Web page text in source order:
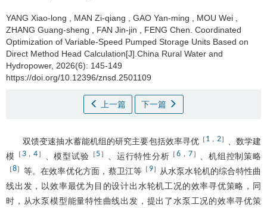
YANG Xiao-long MAN Zi-qiang GAO Yan-ming MOU Wei
ZHANG Guang-sheng
FAN Jin-jin FENG Chen Coordinated
Optimization of Variable-Speed Pumped Storage Units Based on
Direct Method Head Calculation[J].China Rural Water and
Hydropower, 2026(6): 145-149
https://doi.org/10.12396/znsd.2501109
上一篇 下一篇
双馈变速抽水蓄能机组的研究主要包括效率寻优 ［1 ， 2］
、数学建
模 ［ 3，4］ 、模型试验 ［5］ 、运行特性分析 ［6 ， 7］ 、机组控制策略
［8］ 等。在效率优化方面，蔡卫江等 ［ 9］
从水泵水轮机的综合特性曲
线出发，以效率最优为目的设计出水轮机工况的效率寻优策略，同
时，从水泵模型能量特性曲线出发，提出了水泵工况的效率寻优策